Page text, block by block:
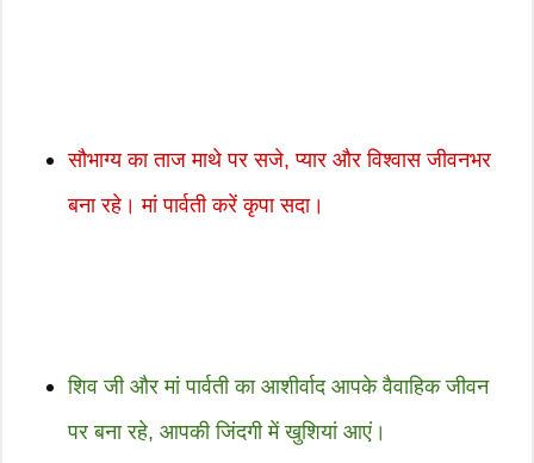
सौभाग्य का ताज माथे पर सजे, प्यार और विश्वास जीवनभर
बना रहे। मां पार्वती करें कृपा सदा।
शिव जी और मां पार्वती का आशीर्वाद आपके वैवाहिक जीवन
पर बना रहे, आपकी जिंदगी में खुशियां आएं।